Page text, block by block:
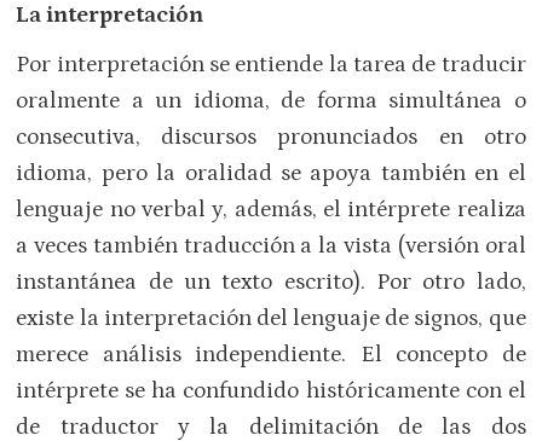
La interpretación
Por interpretación se entiende la tarea de traducir
oralmente a un idioma, de forma simultánea o
consecutiva, discursos pronunciados en otro
idioma, pero la oralidad se apoya también en el
lenguaje no verbal y, además, el intérprete realiza
a veces también traducción a la vista (versión oral
instantánea de un texto escrito). Por otro lado,
existe la interpretación del lenguaje de signos, que
merece análisis independiente. El concepto de
intérprete se ha confundido históricamente con el
de traductor y la delimitación de las dos